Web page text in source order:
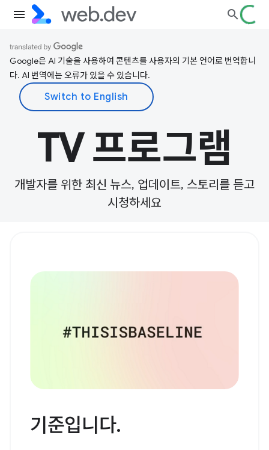
Google은 AI 기술을 사용하여 콘텐츠를 사용자의 기본 언어로 번역합니
다. AI 번역에는 오류가 있을 수 있습니다.
TV 프로그램
개발자를 위한 최신 뉴스, 업데이트, 스토리를 듣고
시청하세요
기준입니다.